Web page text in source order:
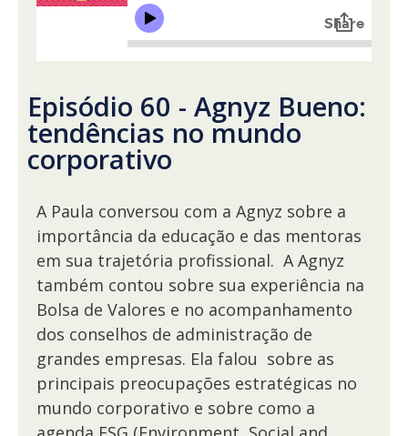
Episódio 60 - Agnyz Bueno:
tendências no mundo
corporativo
A Paula conversou com a Agnyz sobre a
importância da educação e das mentoras
em sua trajetória profissional. A Agnyz
também contou sobre sua experiência na
Bolsa de Valores e no acompanhamento
dos conselhos de administração de
grandes empresas. Ela falou sobre as
principais preocupações estratégicas no
mundo corporativo e sobre como a